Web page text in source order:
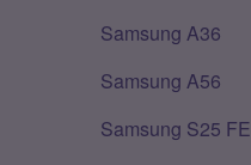
Samsung A36
Samsung A56
Samsung S25 FE